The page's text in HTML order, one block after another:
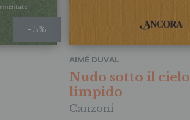
- 5%
Nudo sotto il cielo
limpido
Canzoni
AIMÉ DUVAL